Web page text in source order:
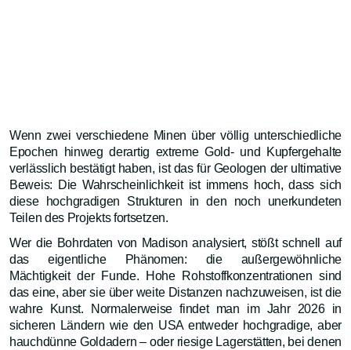
Wenn zwei verschiedene Minen über völlig unterschiedliche
Epochen hinweg derartig extreme Gold- und Kupfergehalte
verlässlich bestätigt haben, ist das für Geologen der ultimative
Beweis: Die Wahrscheinlichkeit ist immens hoch, dass sich
diese hochgradigen Strukturen in den noch unerkundeten
Teilen des Projekts fortsetzen.
Wer die Bohrdaten von Madison analysiert, stößt schnell auf
das eigentliche Phänomen: die außergewöhnliche
Mächtigkeit der Funde. Hohe Rohstoffkonzentrationen sind
das eine, aber sie über weite Distanzen nachzuweisen, ist die
wahre Kunst. Normalerweise findet man im Jahr 2026 in
sicheren Ländern wie den USA entweder hochgradige, aber
hauchdünne Goldadern – oder riesige Lagerstätten, bei denen